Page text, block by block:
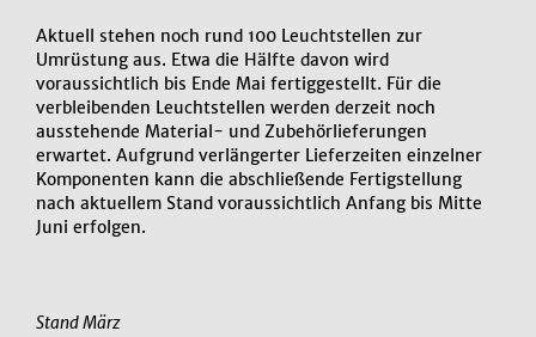
Aktuell stehen noch rund 100 Leuchtstellen zur
Umrüstung aus. Etwa die Hälfte davon wird
voraussichtlich bis Ende Mai fertiggestellt. Für die
verbleibenden Leuchtstellen werden derzeit noch
ausstehende Material- und Zubehörlieferungen
erwartet. Aufgrund verlängerter Lieferzeiten einzelner
Komponenten kann die abschließende Fertigstellung
nach aktuellem Stand voraussichtlich Anfang bis Mitte
Juni erfolgen.
Stand März